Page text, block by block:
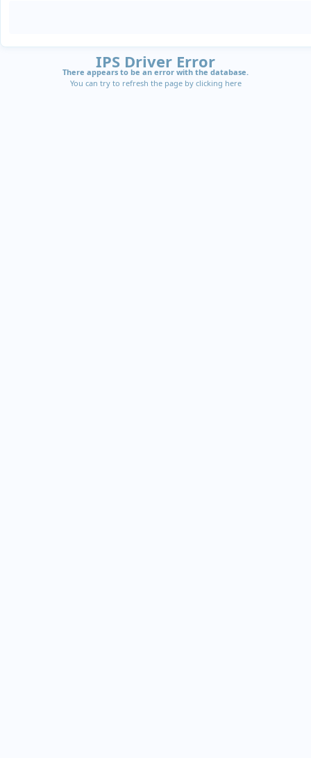
IPS Driver Error
There appears to be an error with the database.
You can try to refresh the page by clicking here